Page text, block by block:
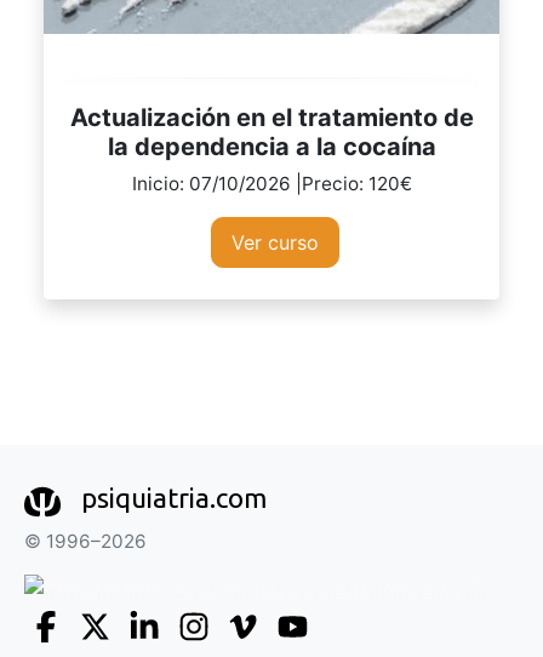
Actualización en el tratamiento de
la dependencia a la cocaína
Inicio: 07/10/2026 |Precio: 120€
Ver curso
psiquiatria.com
© 1996–2026